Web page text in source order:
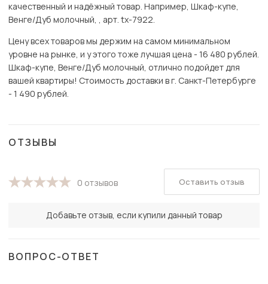
качественный и надёжный товар. Например, Шкаф-купе,
Венге/Дуб молочный, , арт. tx-7922.
Цену всех товаров мы держим на самом минимальном
уровне на рынке, и у этого тоже лучшая цена - 16 480 рублей.
Шкаф-купе, Венге/Дуб молочный, отлично подойдет для
вашей квартиры! Стоимость доставки в г. Санкт-Петербурге
- 1 490 рублей.
ОТЗЫВЫ
0 отзывов
Добавьте отзыв, если купили данный товар
Оставить отзыв
ВОПРОС-ОТВЕТ